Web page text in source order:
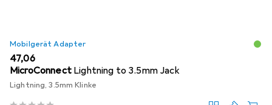
Mobilgerät Adapter
EUR
47,06
MicroConnect Lightning to 3.5mm Jack
Lightning, 3.5mm Klinke